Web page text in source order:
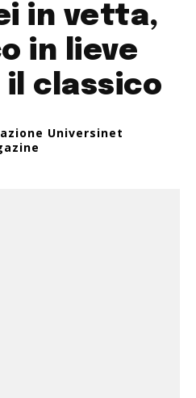
in vetta,
in lieve
il classico
Universinet